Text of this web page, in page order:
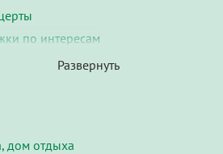
по интересам
дом отдыха